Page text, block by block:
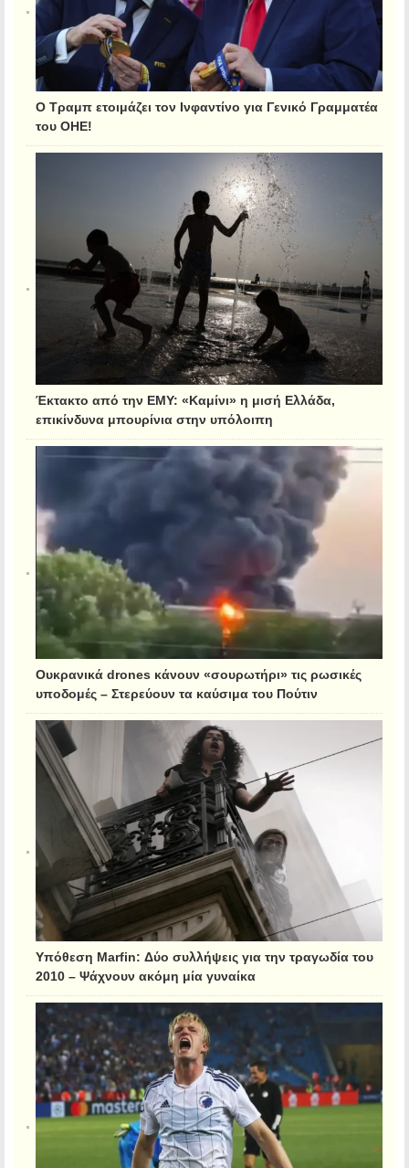
Ο Τραμπ ετοιμάζει τον Ινφαντίνο για Γενικό Γραμματέα
του ΟΗΕ!
Έκτακτο από την ΕΜΥ: «Καμίνι» η μισή Ελλάδα,
επικίνδυνα μπουρίνια στην υπόλοιπη
Ουκρανικά drones κάνουν «σουρωτήρι» τις ρωσικές
υποδομές – Στερεύουν τα καύσιμα του Πούτιν
Υπόθεση Marfin: Δύο συλλήψεις για την τραγωδία του
2010 – Ψάχνουν ακόμη μία γυναίκα